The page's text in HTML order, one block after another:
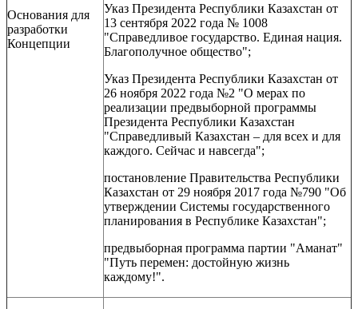
Основания для
разработки
Концепции
Указ Президента Республики Казахстан от
13 сентября 2022 года № 1008
"Справедливое государство. Единая нация.
Благополучное общество";
Указ Президента Республики Казахстан от
26 ноября 2022 года №2 "О мерах по
реализации предвыборной программы
Президента Республики Казахстан
"Справедливый Казахстан – для всех и для
каждого. Сейчас и навсегда";
постановление Правительства Республики
Казахстан от 29 ноября 2017 года №790 "Об
утверждении Системы государственного
планирования в Республике Казахстан";
предвыборная программа партии "Аманат"
"Путь перемен: достойную жизнь
каждому!".